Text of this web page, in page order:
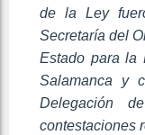
de la Ley
Secretaría del
Estado para la
Salamanca y
Delegación
contestaciones